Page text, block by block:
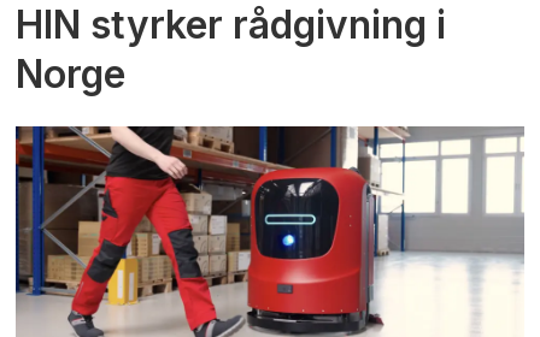
HIN styrker rådgivning i
Norge